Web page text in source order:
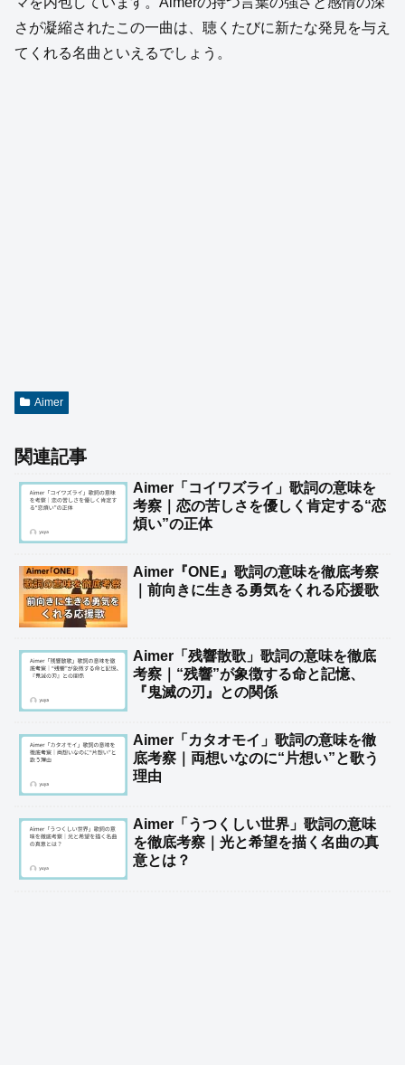
さが凝縮されたこの一曲は、聴くたびに新たな発見を与え
てくれる名曲といえるでしょう。
Aimer
関連記事
Aimer「コイワズライ」歌詞の意味を
考察｜恋の苦しさを優しく肯定する“恋
煩い”の正体
Aimer『ONE』歌詞の意味を徹底考察
｜前向きに生きる勇気をくれる応援歌
Aimer「残響散歌」歌詞の意味を徹底
考察｜“残響”が象徴する命と記憶、
『鬼滅の刃』との関係
Aimer「カタオモイ」歌詞の意味を徹
底考察｜両想いなのに“片想い”と歌う
理由
Aimer「うつくしい世界」歌詞の意味
を徹底考察｜光と希望を描く名曲の真
意とは？